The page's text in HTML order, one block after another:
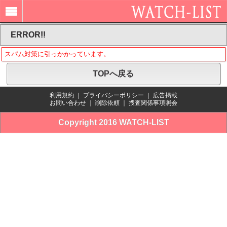
ERROR!!
スパム対策に引っかかっています。
TOPへ戻る
利用規約 プライバシーポリシー
広告掲載
お問い合わせ
削除依頼 捜査関係事項照会
Copyright 2016 WATCH-LIST